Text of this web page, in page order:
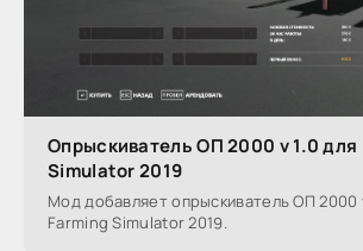
Опрыскиватель ОП 2000 v 1.0 для
Simulator 2019
Мод добавляет опрыскиватель ОП 2000
Farming Simulator 2019.